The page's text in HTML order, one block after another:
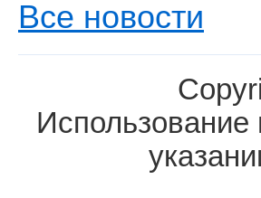
Все новости
Использование